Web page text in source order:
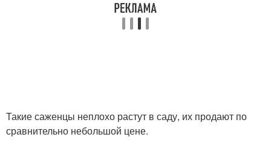
Такие саженцы неплохо растут в саду, их продают по
сравнительно небольшой цене.